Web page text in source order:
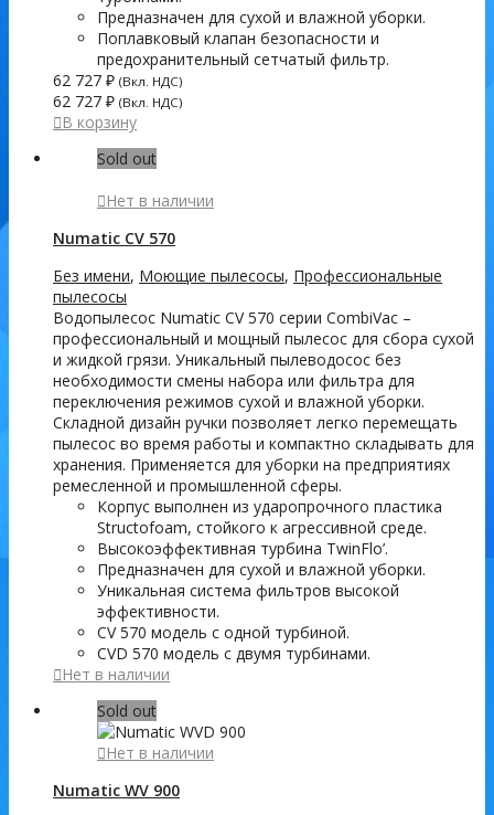
Предназначен для сухой и влажной уборки.
Поплавковый клапан безопасности и
предохранительный сетчатый фильтр.
62 727 ₽ (Вкл. НДС)
62 727 ₽ (Вкл. НДС)
В корзину
Sold out
Нет в наличии
Numatic CV 570
Без имени, Моющие пылесосы, Профессиональные
пылесосы
Водопылесос Numatic CV 570 серии CombiVac –
профессиональный и мощный пылесос для сбора сухой
и жидкой грязи. Уникальный пылеводосос без
необходимости смены набора или фильтра для
переключения режимов сухой и влажной уборки.
Складной дизайн ручки позволяет легко перемещать
пылесос во время работы и компактно складывать для
хранения. Применяется для уборки на предприятиях
ремесленной и промышленной сферы.
Корпус выполнен из ударопрочного пластика
Structofoam, стойкого к агрессивной среде.
Высокоэффективная турбина TwinFlo’.
Предназначен для сухой и влажной уборки.
Уникальная система фильтров высокой
эффективности.
CV 570 модель с одной турбиной.
CVD 570 модель с двумя турбинами.
Нет в наличии
Sold out
Нет в наличии
Numatic WV 900